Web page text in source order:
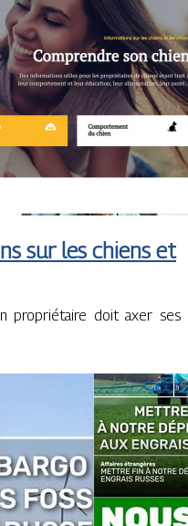
sur les chiens et
propriétaire doit axer ses